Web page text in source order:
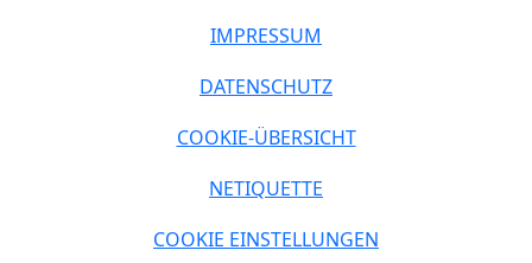
IMPRESSUM
DATENSCHUTZ
COOKIE-ÜBERSICHT
NETIQUETTE
COOKIE EINSTELLUNGEN